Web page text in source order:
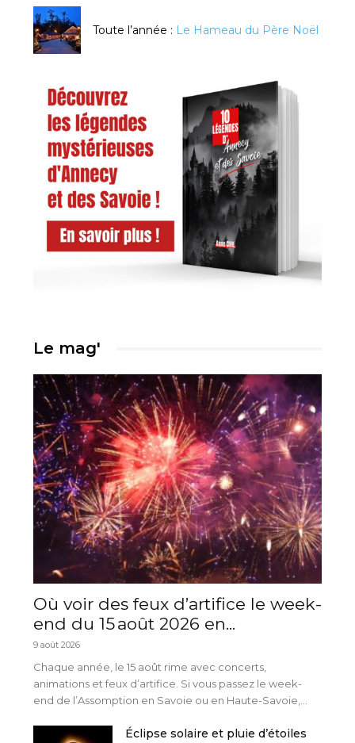
Toute l’année : Le Hameau du Père Noël
Le mag'
Où voir des feux d’artifice le week-
end du 15 août 2026 en...
9 août 2026
Chaque année, le 15 août rime avec concerts,
animations et feux d’artifice. Si vous passez le week-
end de l’Assomption en Savoie ou en Haute-Savoie,...
Éclipse solaire et pluie d’étoiles